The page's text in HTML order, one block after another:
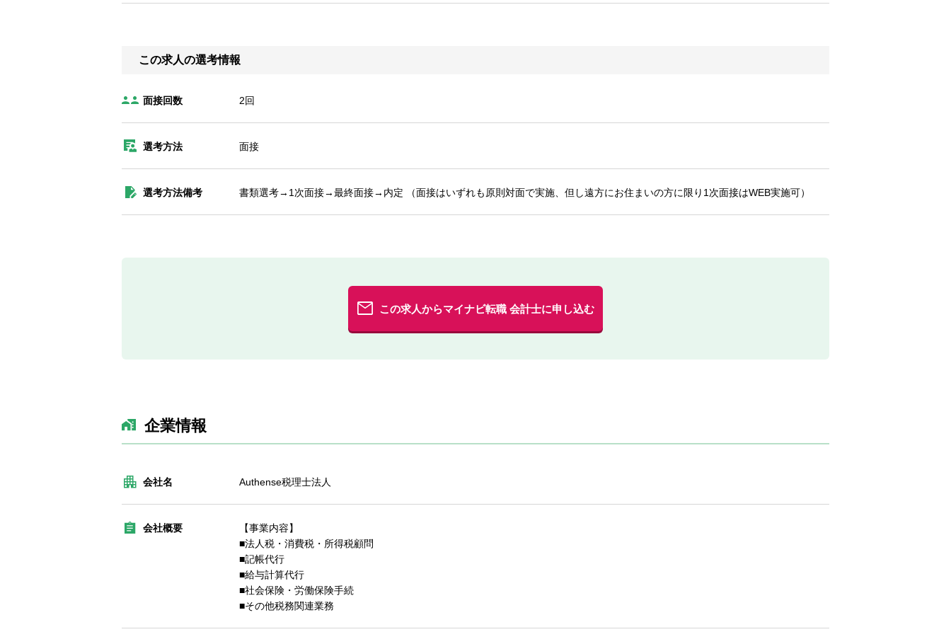
この求人の選考情報
面接回数 2回
選考方法 面接
選考方法備考 書類選考→1次面接→最終面接→内定 （面接はいずれも原則対面で実施、但し遠方にお住まいの方に限り1次面接はWEB実施可）
この求人からマイナビ転職 会計士に申し込む
企業情報
会社名 Authense税理士法人
会社概要
【事業内容】
■法人税・消費税・所得税顧問
■記帳代行
■給与計算代行
■社会保険・労働保険手続
■その他税務関連業務